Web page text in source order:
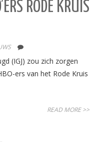
RODE KRUIS
(IGJ) zou zich zorgen
ers van het Rode Kruis
READ MORE >>